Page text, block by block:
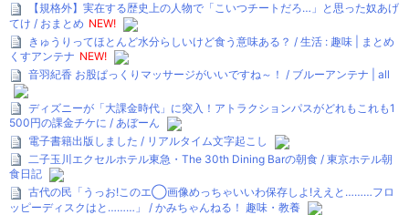
【規格外】実在する歴史上の人物で「こいつチートだろ…」と思った奴あげ
てけ / おまとめ NEW!
きゅうりってほとんど水分らしいけど食う意味ある？ / 生活 : 趣味 | まとめ
くすアンテナ NEW!
音羽紀香 お股ぱっくりマッサージがいいですね～！ / ブルーアンテナ | all
ディズニーが「大課金時代」に突入！アトラクションパスがどれもこれも1
500円の課金チケに / あぼーん
電子書籍出版しました / リアルタイム文字起こし
二子玉川エクセルホテル東急・The 30th Dining Barの朝食 / 東京ホテル朝
食日記
古代の民「うっお!このエ◯画像めっちゃいいわ保存しよ!ええと………フロ
ッピーディスクはと………」 / かみちゃんねる！ 趣味・教養